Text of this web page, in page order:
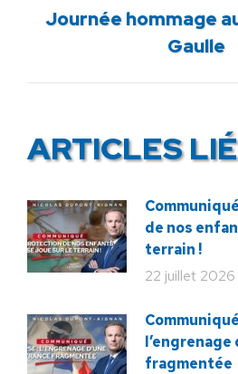
Article
suivant
Journée hommage
Gaulle
ARTICLES
de nos
terrain !
22 juillet 2026
l’engrenage
fragmentée